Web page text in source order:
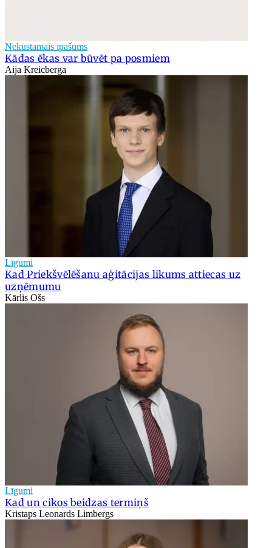
Nekustamais īpašums
Kādas ēkas var būvēt pa posmiem
Aija Kreicberga
Līgumi
Kad Priekšvēlēšanu aģitācijas likums attiecas uz
uzņēmumu
Kārlis Ošs
Līgumi
Kad un cikos beidzas termiņš
Kristaps Leonards Limbergs